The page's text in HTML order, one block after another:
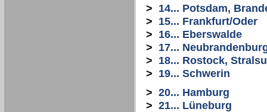
> 14... Potsdam,
> 15... Frankfurt/Oder
> 16... Eberswalde
> 17...
> 18... Rostock,
> 19... Schwerin
> 20... Hamburg
> 21... Lüneburg